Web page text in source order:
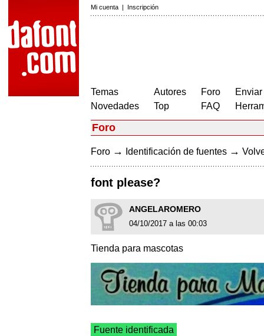
Mi cuenta | Inscripción
Temas
Novedades
Autores
Top
Foro
FAQ
Foro
Foro → Identificación de fuentes →
font please?
ANGELAROMERO
04/10/2017 a las 00:03
Tienda para mascotas
Fuente identificada